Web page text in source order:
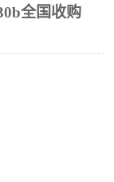
全国收购
仪